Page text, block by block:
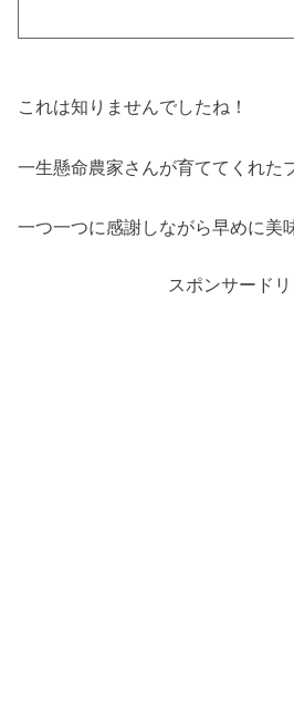
これは知りませんでしたね！
一生懸命農家さんが育ててくれた
一つ一つに感謝しながら早めに美
スポンサードリ